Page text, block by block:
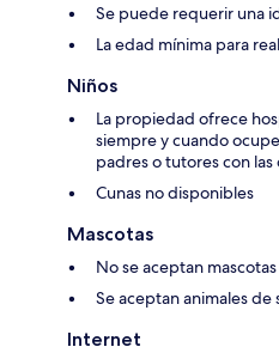
Se puede requerir una
La edad mínima para
Niños
La propiedad ofrece
siempre y cuando
padres o tutores con las
Cunas no disponibles
Mascotas
No se aceptan mascotas
Se aceptan animales de
Internet